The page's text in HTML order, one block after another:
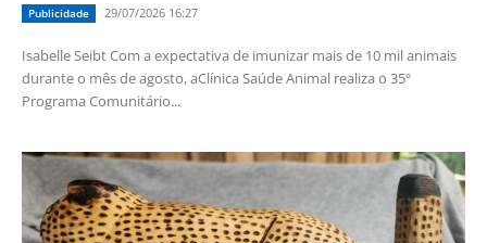
Publicidade 29/07/2026 16:27
Isabelle Seibt Com a expectativa de imunizar mais de 10 mil animais
durante o mês de agosto, aClínica Saúde Animal realiza o 35º
Programa Comunitário...